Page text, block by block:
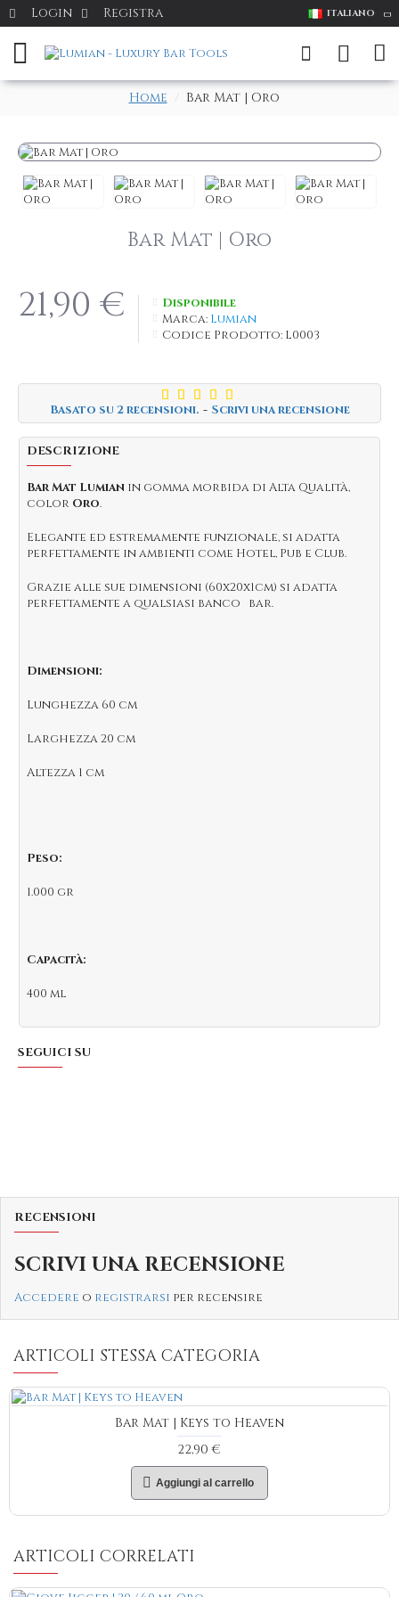
Login Registra ITALIANO
Home Bar Mat | Oro
Bar Mat | Oro
Basato su 2 recensioni. - Scrivi una recensione
21,90 €
Disponibile
Marca: Lumian
Codice Prodotto: L0003
DESCRIZIONE
Bar Mat Lumianin gomma morbida di Alta Qualità,
color Oro.
Elegante ed estremamente funzionale, si adatta
perfettamente in ambienti come Hotel, Pub e Club.
Grazie alle sue dimensioni (60x20x1cm) si adatta
perfettamente a qualsiasi banco bar.
Dimensioni:
Lunghezza 60 cm
Larghezza20 cm
Altezza1 cm
Peso:
1.000 gr
Capacità:
400 ml
SEGUICI SU
RECENSIONI
SCRIVI UNA RECENSIONE
Accedere o registrarsi per recensire
ARTICOLI STESSA CATEGORIA
Bar Mat | Keys to Heaven
22,90 €
Aggiungi al carrello
ARTICOLI CORRELATI